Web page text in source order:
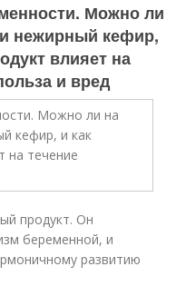
Можно ли
нежирный кефир,
влияет на
и вред
продукт. Он
беременной, и
развитию